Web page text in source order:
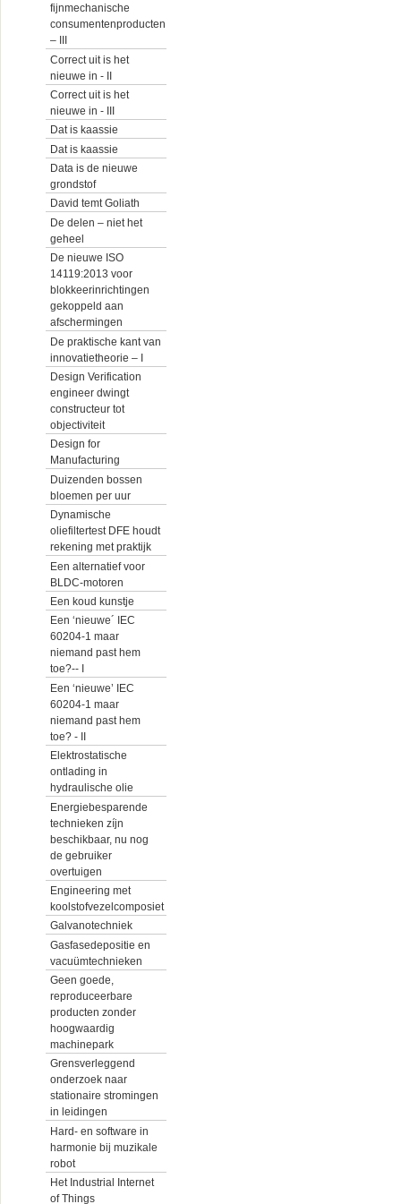
fijnmechanische
consumentenproducten
– III
Correct uit is het
nieuwe in - II
Correct uit is het
nieuwe in - III
Dat is kaassie
Dat is kaassie
Data is de nieuwe
grondstof
David temt Goliath
De delen – niet het
geheel
De nieuwe ISO
14119:2013 voor
blokkeerinrichtingen
gekoppeld aan
afschermingen
De praktische kant van
innovatietheorie – I
Design Verification
engineer dwingt
constructeur tot
objectiviteit
Design for
Manufacturing
Duizenden bossen
bloemen per uur
Dynamische
oliefiltertest DFE houdt
rekening met praktijk
Een alternatief voor
BLDC-motoren
Een koud kunstje
Een ‘nieuwe´ IEC
60204-1 maar
niemand past hem
toe?-- I
Een ‘nieuwe’ IEC
60204-1 maar
niemand past hem
toe? - II
Elektrostatische
ontlading in
hydraulische olie
Energiebesparende
technieken zíjn
beschikbaar, nu nog
de gebruiker
overtuigen
Engineering met
koolstofvezelcomposiet
Galvanotechniek
Gasfasedepositie en
vacuümtechnieken
Geen goede,
reproduceerbare
producten zonder
hoogwaardig
machinepark
Grensverleggend
onderzoek naar
stationaire stromingen
in leidingen
Hard- en software in
harmonie bij muzikale
robot
Het Industrial Internet
of Things